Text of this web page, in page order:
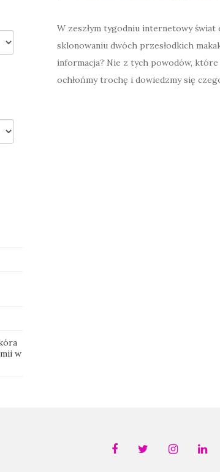
W zeszłym tygodniu internetowy świat
sklonowaniu dwóch przesłodkich
informacja? Nie z tych powodów, które
ochłońmy trochę i dowiedzmy się
w